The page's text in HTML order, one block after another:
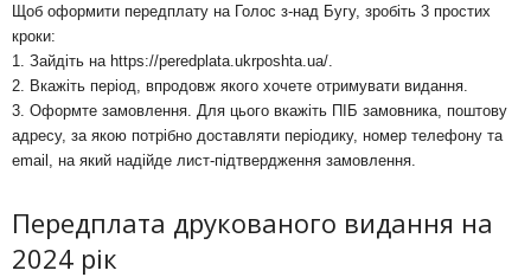
Щоб оформити передплату на Голос з-над Бугу, зробіть 3 простих
кроки:
1. Зайдіть на https://peredplata.ukrposhta.ua/
2. Вкажіть період, впродовж якого хочете отримувати видання.
3. Оформте замовлення. Для цього вкажіть ПІБ замовника, поштову
адресу, за якою потрібно доставляти періодику, номер телефону та
email, на який надійде лист-підтвердження замовлення.
Передплата друкованого видання на
2024 рік